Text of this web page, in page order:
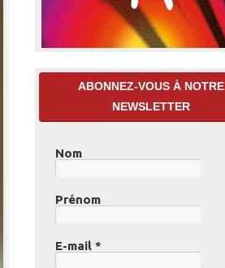
ABONNEZ-VOUS À NOTRE
NEWSLETTER
Nom
Prénom
E-mail *